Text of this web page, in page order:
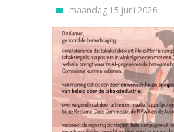
maandag 15 juni 2026